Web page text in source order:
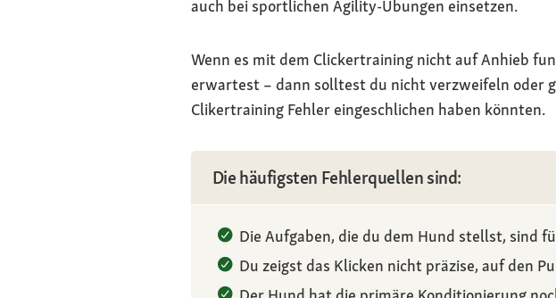
auch bei sportlichen Agility-Übungen einsetzen.
Wenn es mit dem Clickertraining nicht auf Anhieb
erwartest – dann solltest du nicht verzweifeln oder
Clikertraining Fehler eingeschlichen haben könnten.
Die häufigsten Fehlerquellen sind:
Die Aufgaben, die du dem Hund stellst, sind
Du zeigst das Klicken nicht präzise, auf den